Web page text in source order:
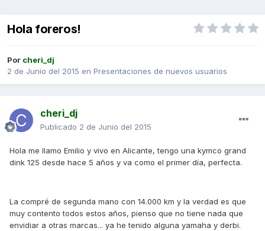
Hola foreros!
Por cheri_dj
2 de Junio del 2015 en Presentaciones de nuevos usuarios
cheri_dj
Publicado 2 de Junio del 2015
Hola me llamo Emilio y vivo en Alicante, tengo una kymco grand
dink 125 desde hace 5 años y va como el primer día, perfecta.
La compré de segunda mano con 14.000 km y la verdad es que
muy contento todos estos años, pienso que no tiene nada que
envidiar a otras marcas... ya he tenido alguna yamaha y derbi.